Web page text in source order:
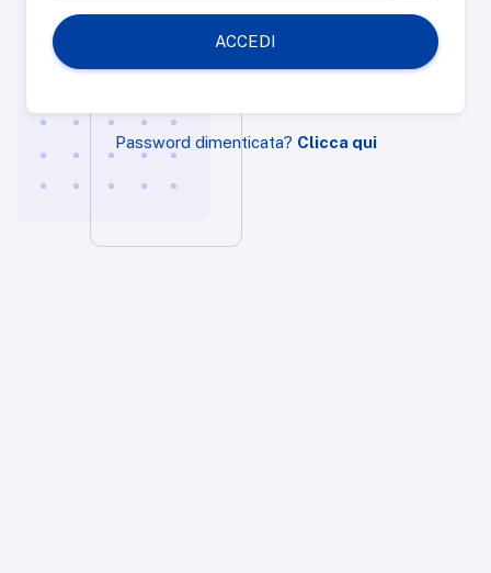
Password dimenticata? Clicca qui